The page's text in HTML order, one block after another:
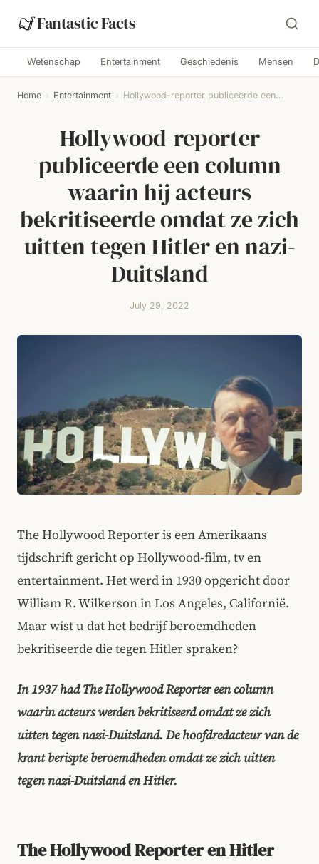
Fantastic Facts
Wetenschap Entertainment Geschiedenis Mensen
Home › Entertainment › Hollywood-reporter publiceerde een...
Hollywood-reporter
publiceerde een column
waarin hij acteurs
bekritiseerde omdat ze zich
uitten tegen Hitler en nazi-
Duitsland
July 29, 2022
The Hollywood Reporter is een Amerikaans
tijdschrift gericht op Hollywood-film, tv en
entertainment. Het werd in 1930 opgericht door
William R. Wilkerson in Los Angeles, Californië.
Maar wist u dat het bedrijf beroemdheden
bekritiseerde die tegen Hitler spraken?
In 1937 had The Hollywood Reporter een column
waarin acteurs werden bekritiseerd omdat ze zich
uitten tegen nazi-Duitsland. De hoofdredacteur van de
krant berispte beroemdheden omdat ze zich uitten
tegen nazi-Duitsland en Hitler.
The Hollywood Reporter en Hitler